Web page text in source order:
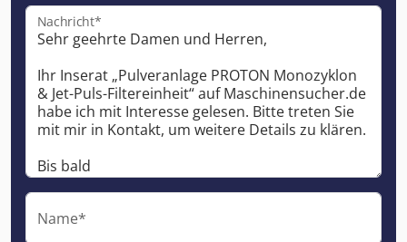
Nachricht*
Name*